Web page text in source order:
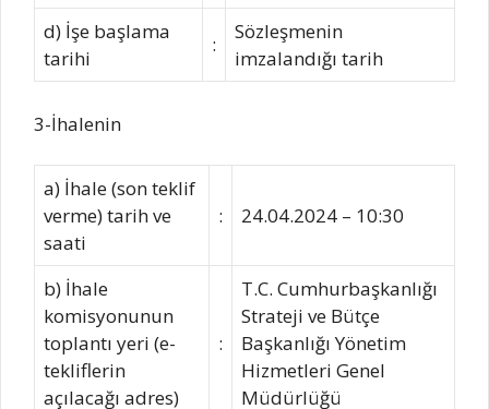
d) İşe başlama
tarihi
:
Sözleşmenin
imzalandığı tarih
3-İhalenin
a) İhale (son teklif
verme) tarih ve
saati
: 24.04.2024 – 10:30
b) İhale
komisyonunun
toplantı yeri (e-
tekliflerin
açılacağı adres)
:
T.C. Cumhurbaşkanlığı
Strateji ve Bütçe
Başkanlığı Yönetim
Hizmetleri Genel
Müdürlüğü